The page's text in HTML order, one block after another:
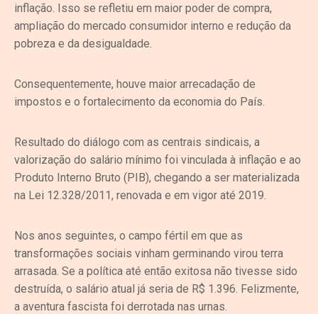
inflação. Isso se refletiu em maior poder de compra,
ampliação do mercado consumidor interno e redução da
pobreza e da desigualdade.
Consequentemente, houve maior arrecadação de
impostos e o fortalecimento da economia do País.
Resultado do diálogo com as centrais sindicais, a
valorização do salário mínimo foi vinculada à inflação e ao
Produto Interno Bruto (PIB), chegando a ser materializada
na Lei 12.328/2011, renovada e em vigor até 2019.
Nos anos seguintes, o campo fértil em que as
transformações sociais vinham germinando virou terra
arrasada. Se a política até então exitosa não tivesse sido
destruída, o salário atual já seria de R$ 1.396. Felizmente,
a aventura fascista foi derrotada nas urnas.